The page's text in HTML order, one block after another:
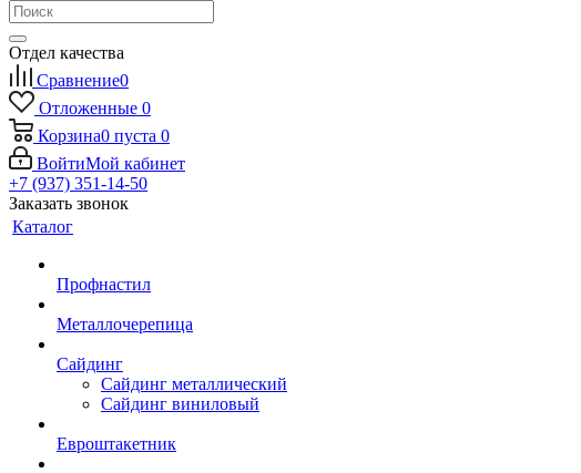
Отдел качества
Сравнение0
Отложенные 0
Корзина0 пуста 0
ВойтиМой кабинет
+7 (937) 351-14-50
Заказать звонок
Каталог
Профнастил
Металлочерепица
Сайдинг
Сайдинг металлический
Сайдинг виниловый
Евроштакетник